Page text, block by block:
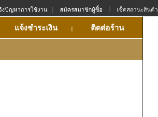
เช็คสถานะสินค้า
สมัครสมาชิกผู้ซื้อ
งปัญหาการใช้งาน
แจ้งชำระเงิน ติดต่อร้าน